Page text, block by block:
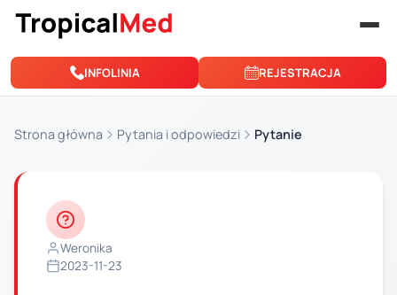
Przejdź do treści
INFOLINIA REJESTRACJA
Strona główna Pytania i odpowiedzi Pytanie
Weronika
2023-11-23